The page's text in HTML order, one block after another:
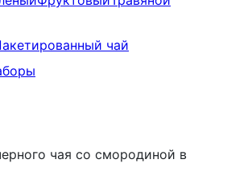
чай
чая со смородиной в